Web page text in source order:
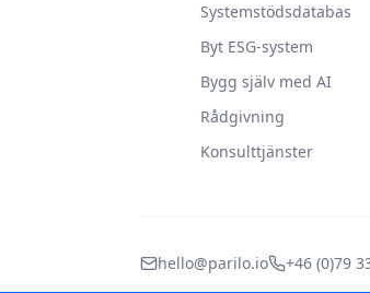
Systemstödsdatabas
Byt ESG-system
Bygg själv med AI
Rådgivning
Konsulttjänster
hello@parilo.io +46 (0)79